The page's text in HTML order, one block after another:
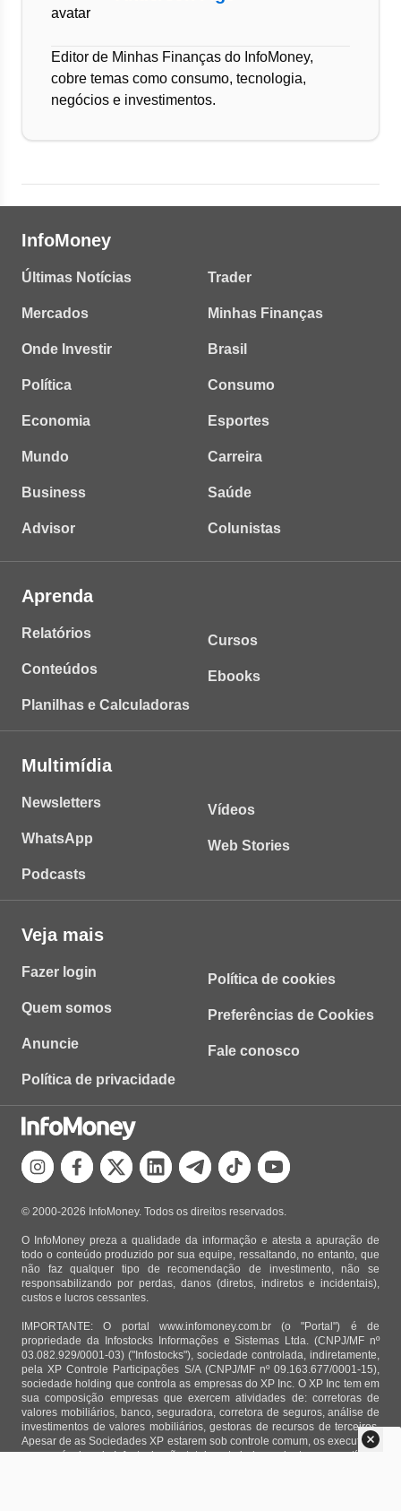
Editor de Minhas Finanças do InfoMoney,
cobre temas como consumo, tecnologia,
negócios e investimentos.
InfoMoney
Últimas Notícias
Mercados
Onde Investir
Política
Economia
Mundo
Business
Advisor
Trader
Minhas Finanças
Brasil
Consumo
Esportes
Carreira
Saúde
Colunistas
Aprenda
Relatórios
Conteúdos
Planilhas e Calculadoras
Cursos
Ebooks
Multimídia
Newsletters
WhatsApp
Podcasts
Vídeos
Web Stories
Veja mais
Fazer login
Quem somos
Anuncie
Política de privacidade
Política de cookies
Preferências de Cookies
Fale conosco
© 2000-2026 InfoMoney. Todos os direitos reservados.
O InfoMoney preza a qualidade da informação e atesta a apuração de
todo o conteúdo produzido por sua equipe, ressaltando, no entanto, que
não faz qualquer tipo de recomendação de investimento, não se
responsabilizando por perdas, danos (diretos, indiretos e incidentais),
custos e lucros cessantes.
IMPORTANTE: O portal www.infomoney.com.br (o "Portal") é de
propriedade da Infostocks Informações e Sistemas Ltda. (CNPJ/MF nº
03.082.929/0001-03) ("Infostocks"), sociedade controlada, indiretamente,
pela XP Controle Participações S/A (CNPJ/MF nº 09.163.677/0001-15),
sociedade holding que controla as empresas do XP Inc. O XP Inc tem em
sua composição empresas que exercem atividades de: corretoras de
valores mobiliários, banco, seguradora, corretora de seguros, análise de
investimentos de valores mobiliários, gestoras de recursos de terceiros.
Apesar de as Sociedades XP estarem sob controle comum, os executivos
responsáveis pela Infostocks são totalmente independentes e as notícias,